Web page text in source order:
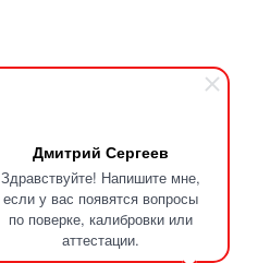
Дмитрий Сергеев
Здравствуйте! Напишите мне,
если у вас появятся вопросы
по поверке, калибровки или
аттестации.